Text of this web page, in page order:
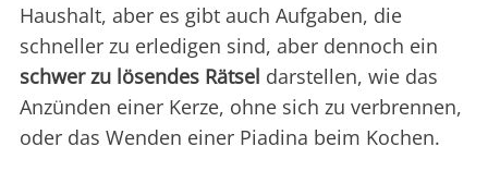
Haushalt, aber es gibt auch Aufgaben, die
schneller zu erledigen sind, aber dennoch ein
schwer zu lösendes Rätsel darstellen, wie das
Anzünden einer Kerze, ohne sich zu verbrennen,
oder das Wenden einer Piadina beim Kochen.